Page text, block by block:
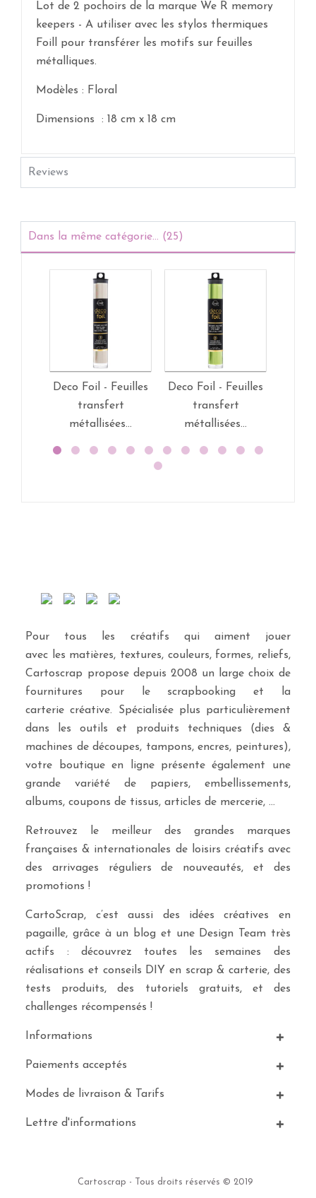
Lot de 2 pochoirs de la marque We R memory
keepers - A utiliser avec les stylos thermiques
Foill pour transférer les motifs sur feuilles
métalliques.
Modèles : Floral
Dimensions : 18 cm x 18 cm
Reviews
Dans la même catégorie... (25)
Deco Foil - Feuilles
transfert
métallisées...
Deco Foil - Feuilles
transfert
métallisées...
Pour tous les créatifs qui aiment jouer
avec les matières, textures, couleurs, formes, reliefs,
Cartoscrap propose depuis 2008 un large choix de
fournitures pour le scrapbooking et la
carterie créative. Spécialisée plus particulièrement
dans les outils et produits techniques (dies &
machines de découpes, tampons, encres, peintures),
votre boutique en ligne présente également une
grande variété de papiers, embellissements,
albums, coupons de tissus, articles de mercerie, …
Retrouvez le meilleur des grandes marques
françaises & internationales de loisirs créatifs avec
des arrivages réguliers de nouveautés, et des
promotions !
CartoScrap, c’est aussi des idées créatives en
pagaille, grâce à un blog et une Design Team très
actifs : découvrez toutes les semaines des
réalisations et conseils DIY en scrap & carterie, des
tests produits, des tutoriels gratuits, et des
challenges récompensés !
Informations
Paiements acceptés
Modes de livraison & Tarifs
Lettre d'informations
Cartoscrap - Tous droits réservés © 2019